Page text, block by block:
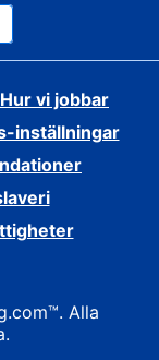
Hur vi jobbar
inställningar
Alla